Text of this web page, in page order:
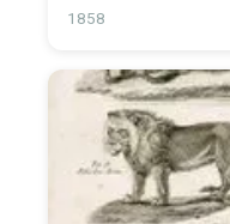
1858